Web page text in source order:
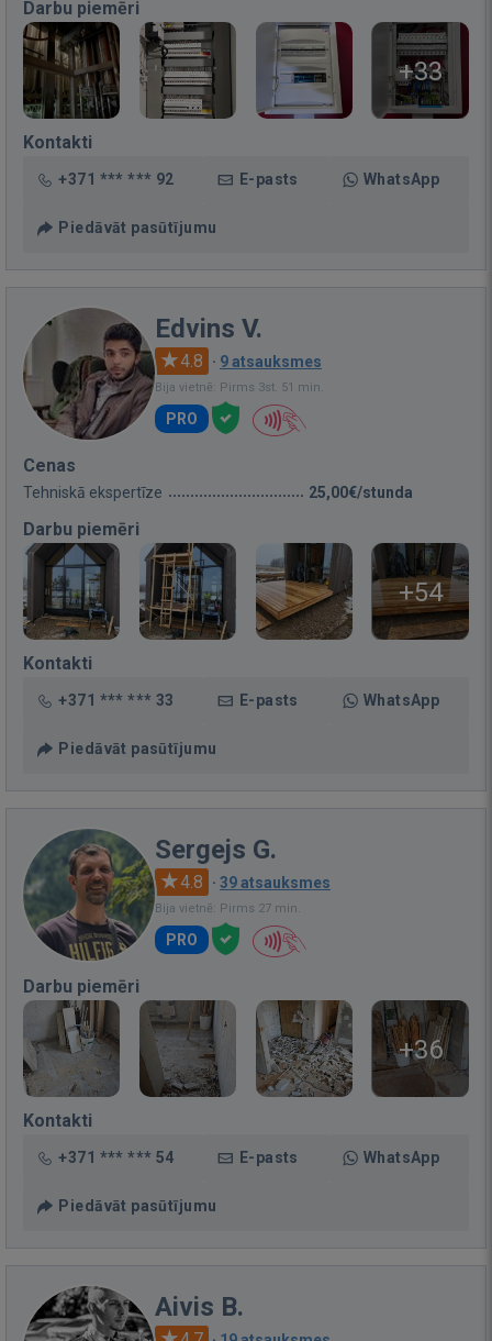
Darbu piemēri
+33
Kontakti
+371 *** *** 92 E-pasts WhatsApp
Piedāvāt pasūtījumu
Edvins V.
4.8 · 9 atsauksmes
Bija vietnē: Pirms 3st. 51 min.
PRO
Cenas
Tehniskā ekspertīze 25,00€/stunda
Darbu piemēri
+54
Kontakti
+371 *** *** 33 E-pasts WhatsApp
Piedāvāt pasūtījumu
Sergejs G.
4.8 · 39 atsauksmes
Bija vietnē: Pirms 27 min.
PRO
Darbu piemēri
+36
Kontakti
+371 *** *** 54 E-pasts WhatsApp
Piedāvāt pasūtījumu
Aivis B.